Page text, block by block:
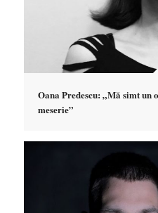
Oana Predescu: „Mă simt un
meserie”